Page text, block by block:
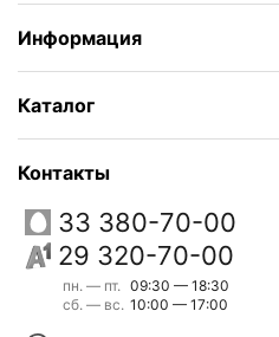
Информация
Каталог
Контакты
33 380-70-00
29 320-70-00
пн. — пт.
сб. — вс.
09:30 — 18:30
10:00 — 17:00